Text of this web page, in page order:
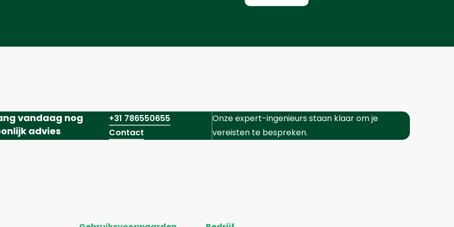
vandaag nog
advies
+31 786550655
Contact
Onze expert-ingenieurs staan klaar om je
vereisten te bespreken.